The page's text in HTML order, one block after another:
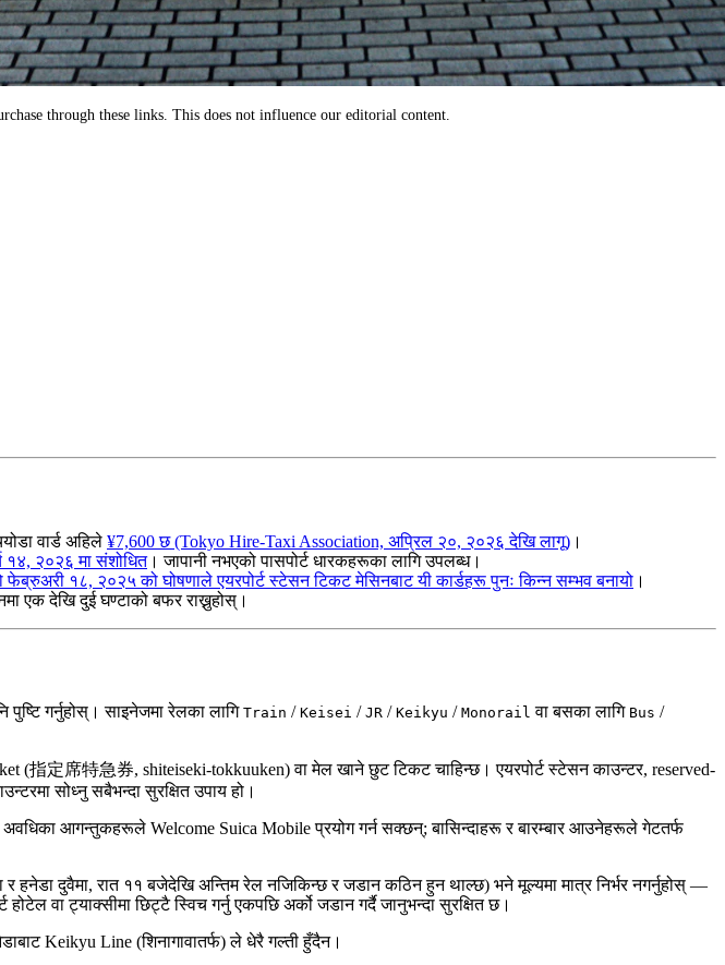
through these links. This does not influence our editorial content.
वार्ड अहिले ¥7,600 छ (Tokyo Hire-Taxi Association, अप्रिल २०, २०२६ देखि लागू) ।
१४, २०२६ मा संशोधित। जापानी नभएको पासपोर्ट धारकहरूका लागि उपलब्ध।
फेब्रुअरी १८, २०२५ को घोषणाले एयरपोर्ट स्टेसन टिकट मेसिनबाट यी कार्डहरू पुनः किन्न सम्भव बनायो ।
एक देखि दुई घण्टाको बफर राख्नुहोस्।
गर्नुहोस्। साइनेजमा रेलका लागि Train / Keisei / JR / Keikyu / Monorail वा बसका लागि Bus /
(指定席特急券, shiteiseki-tokkuuken) वा मेल खाने छुट टिकट चाहिन्छ। एयरपोर्ट स्टेसन काउन्टर, reserved-
सोध्नु सबैभन्दा सुरक्षित उपाय हो।
आगन्तुकहरूले Welcome Suica Mobile प्रयोग गर्न सक्छन्; बासिन्दाहरू र बारम्बार आउनेहरूले गेटतर्फ
हनेडा दुवैमा, रात ११ बजेदेखि अन्तिम रेल नजिकिन्छ र जडान कठिन हुन थाल्छ) भने मूल्यमा मात्र निर्भर नगर्नुहोस् —
वा ट्याक्सीमा छिट्टै स्विच गर्नु एकपछि अर्को जडान गर्दै जानुभन्दा सुरक्षित छ।
Keikyu Line (शिनागावातर्फ) ले धेरै गल्ती हुँदैन।